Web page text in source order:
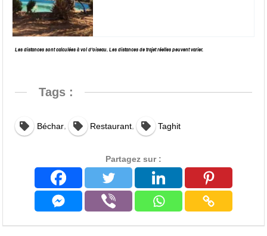
Les distances sont calculées à vol d’oiseau. Les distances de trajet réelles peuvent varier.
Tags :
Béchar, Restaurant, Taghit
Partagez sur :